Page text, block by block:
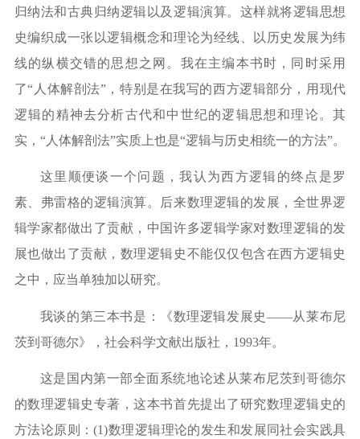
归纳法和古典归纳逻辑以及逻辑演算。这样就将逻辑思想
史编织成一张以逻辑概念和理论为经线、以历史发展为纬
线的纵横交错的思想之网。我在主编本书时，同时采用
了“ 人体解剖法”，特别是在我写的西方逻辑部分，用现代
逻辑的精神去分析古代和中世纪的逻辑思想和理论。其
实， “人体解剖法”实质上也是“逻辑与历史相统一的方法”。
这里顺便谈一个问题，我认为西方逻辑的终点是罗
素、弗雷格的逻辑演算。后来数理逻辑的发展，全世界逻
辑学家都做出了贡献，中国许多逻辑学家对数理逻辑的发
展也做出了贡献，数理逻辑史不能仅仅包含在西方逻辑史
之中，应当单独加以研究。
我谈的第三本书是：《数理逻辑发展史——从莱布尼
茨到哥德尔》，社会科学文献出版社， 1993年。
这是国内第一部全面系统地论述从莱布尼茨到哥德尔
的数理逻辑史专著，这本书首先提出了研究数理逻辑史的
方法论原则：(1)数理逻辑理论的发生和发展同社会实践具